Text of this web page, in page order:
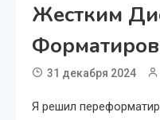
Жестким
31 декабря 2024
Я решил